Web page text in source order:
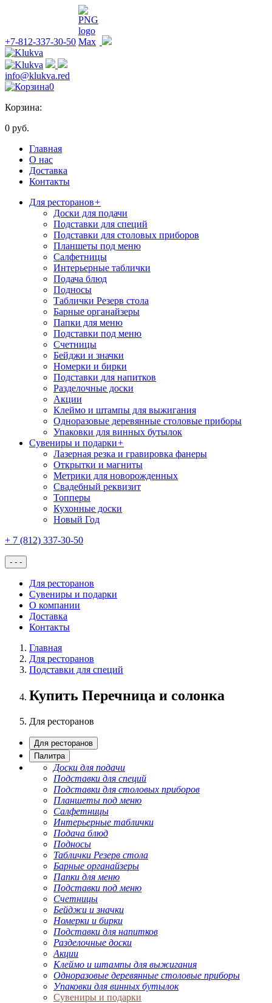
+7-812-337-30-50
info@klukva.red
0
Корзина:
0 руб.
Главная
О нас
Доставка
Контакты
Для ресторанов+
Доски для подачи
Подставки для специй
Подставки для столовых приборов
Планшеты под меню
Салфетницы
Интерьерные таблички
Подача блюд
Подносы
Таблички Резерв стола
Барные органайзеры
Папки для меню
Подставки под меню
Счетницы
Бейджи и значки
Номерки и бирки
Подставки для напитков
Разделочные доски
Акции
Клеймо и штампы для выжигания
Одноразовые деревянные столовые приборы
Упаковки для винных бутылок
Сувениры и подарки+
Лазерная резка и гравировка фанеры
Открытки и магниты
Метрики для новорожденных
Свадебный реквизит
Топперы
Кухонные доски
Новый Год
+ 7 (812) 337-30-50
- - -
Для ресторанов
Сувениры и подарки
О компании
Доставка
Контакты
Главная
Для ресторанов
Подставки для специй
Купить Перечница и солонка
Для ресторанов
Для ресторанов
Палитра
Доски для подачи
Подставки для специй
Подставки для столовых приборов
Планшеты под меню
Салфетницы
Интерьерные таблички
Подача блюд
Подносы
Таблички Резерв стола
Барные органайзеры
Папки для меню
Подставки под меню
Счетницы
Бейджи и значки
Номерки и бирки
Подставки для напитков
Разделочные доски
Акции
Клеймо и штампы для выжигания
Одноразовые деревянные столовые приборы
Упаковки для винных бутылок
Сувениры и подарки